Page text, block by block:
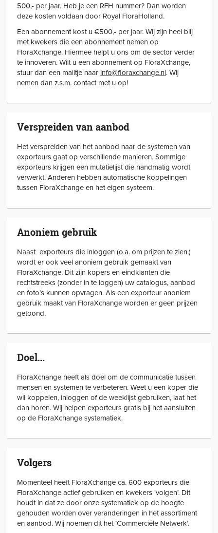
500,- per jaar. Heb je een RFH nummer? Dan worden
deze kosten voldaan door Royal FloraHolland.
Een abonnement kost u €500,- per jaar. Wij zijn heel blij
met kwekers die een abonnement nemen op
FloraXchange. Hiermee helpt u ons om de sector verder
te innoveren. Wilt u een abonnement op FloraXchange,
stuur dan een mailtje naar info@floraxchange.nl. Wij
nemen dan z.s.m. contact met u op!
Verspreiden van aanbod
Het verspreiden van het aanbod naar de systemen van
exporteurs gaat op verschillende manieren. Sommige
exporteurs krijgen een mutatielijst die handmatig wordt
verwerkt. Anderen hebben automatische koppelingen
tussen FloraXchange en het eigen systeem.
Anoniem gebruik
Naast exporteurs die inloggen (o.a. om prijzen te zien.)
wordt er ook veel anoniem gebruik gemaakt van
FloraXchange. Dit zijn kopers en eindklanten die
rechtstreeks (zonder in te loggen) uw catalogus, aanbod
en foto’s kunnen opvragen. Als een exporteur anoniem
gebruik maakt van FloraXchange worden er geen prijzen
getoond.
Doel...
FloraXchange heeft als doel om de communicatie tussen
mensen en systemen te verbeteren. Weet u een koper die
wil koppelen, inloggen of de weeklijst gebruiken, laat het
dan horen. Wij helpen exporteurs gratis bij het aansluiten
op de FloraXchange systematiek.
Volgers
Momenteel heeft FloraXchange ca. 600 exporteurs die
FloraXchange actief gebruiken en kwekers ‘volgen’. Dit
houdt in dat ze door onze systematiek op de hoogte
gehouden worden over veranderingen in het assortiment
en aanbod. Wij noemen dit het ‘Commerciële Netwerk’.